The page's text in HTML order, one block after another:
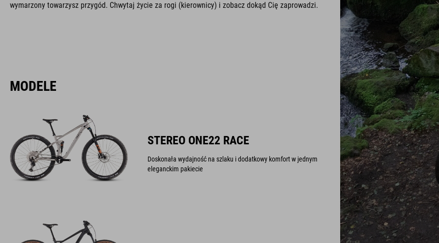
wymarzony towarzysz przygód. Chwytaj życie za rogi (kierownicy) i zobacz dokąd Cię zaprowadzi.
MODELE
STEREO ONE22 RACE
Doskonała wydajność na szlaku i dodatkowy komfort w jednym
eleganckim pakiecie